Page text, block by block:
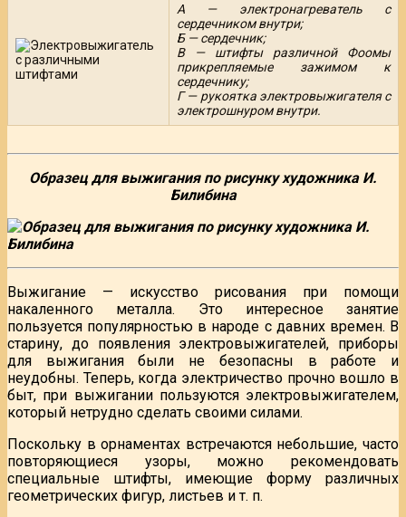
А — электронагреватель с
сердечником внутри;
Б — сердечник;
В — штифты различной Фоомы
прикрепляемые зажимом к
сердечнику;
Г — рукоятка электровыжигателя с
электрошнуром внутри.
Образец для выжигания по рисунку художника И.
Билибина
Выжигание — искусство рисования при помощи
накаленного металла. Это интересное занятие
пользуется популярностью в народе с давних времен. В
старину, до появления электровыжигателей, приборы
для выжигания были не безопасны в работе и
неудобны. Теперь, когда электричество прочно вошло в
быт, при выжигании пользуются электровыжигателем,
который нетрудно сделать своими силами.
Поскольку в орнаментах встречаются небольшие, часто
повторяющиеся узоры, можно рекомендовать
специальные штифты, имеющие форму различных
геометрических фигур, листьев и т. п.